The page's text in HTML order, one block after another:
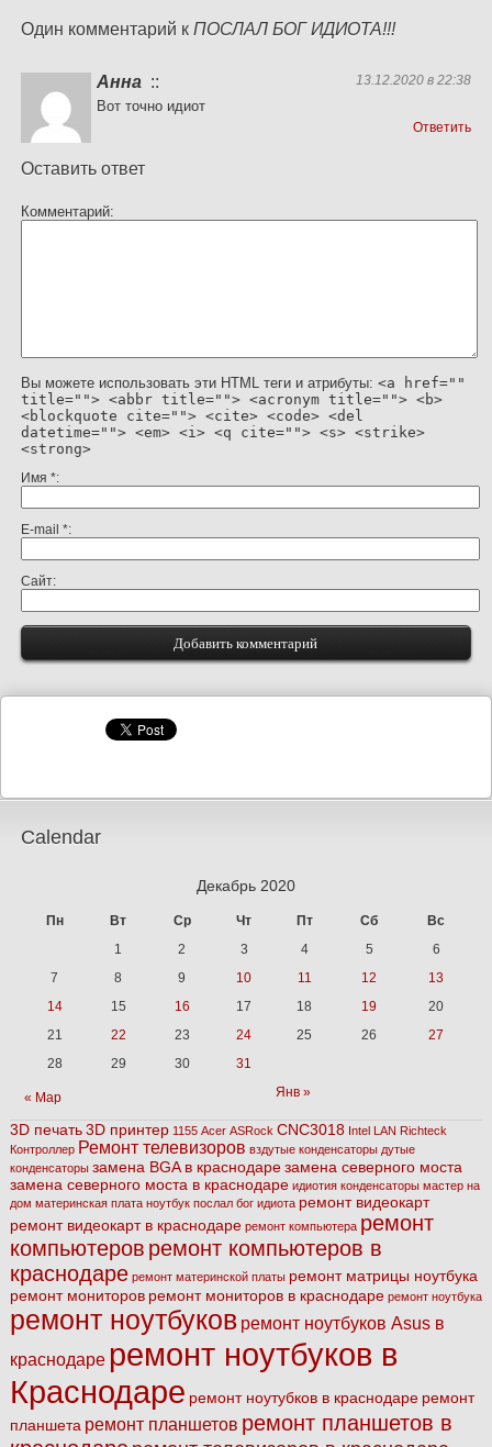
Один комментарий к ПОСЛАЛ БОГ ИДИОТА!!!
13.12.2020 в 22:38
Анна ::
Вот точно идиот
Ответить
Оставить ответ
Комментарий
Вы можете использовать эти HTML теги и атрибуты: <a href=""
title=""> <abbr title=""> <acronym title=""> <b>
<blockquote cite=""> <cite> <code> <del
datetime=""> <em> <i> <q cite=""> <s> <strike>
<strong>
Имя *
E-mail *
Сайт
Calendar
Декабрь 2020
Пн Вт Ср Чт Пт Сб Вс
« Мар Янв »
1 2 3 4 5
6
7
8 9 10 11 12
13
14
15 16 17 18 19
20
21
22 23 24 25 26
27
28
29 30 31
3D печать3D принтер 1155 Acer ASRock CNC3018 Intel LAN Richteck
Контроллер Ремонт телевизоров вздутые конденсаторы дутые
конденсаторы замена BGA в краснодарезамена северного моста
замена северного моста в краснодаре идиотия конденсаторы мастер на
дом материнская плата ноутбук послал бог идиота ремонт видеокарт
ремонт видеокарт в краснодаре ремонт компьютера ремонт
компьютеров ремонт компьютеров в
краснодаре ремонт материнской платы ремонт матрицы ноутбука
ремонт мониторов ремонт мониторов в краснодаре ремонт ноутбука
ремонт ноутбуков ремонт ноутбуков Asus в
краснодаре ремонт ноутбуков в
Краснодаре ремонт ноутубков в краснодаре ремонт
планшета ремонт планшетов ремонт планшетов в